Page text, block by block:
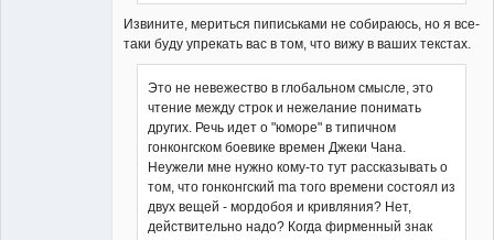
Извините, мериться пиписьками не собираюсь, но я все-
таки буду упрекать вас в том, что вижу в ваших текстах.
Это не невежество в глобальном смысле, это
чтение между строк и нежелание понимать
других. Речь идет о "юморе" в типичном
гонконгском боевике времен Джеки Чана.
Неужели мне нужно кому-то тут рассказывать о
том, что гонконгский ma того времени состоял из
двух вещей - мордобоя и кривляния? Нет,
действительно надо? Когда фирменный знак